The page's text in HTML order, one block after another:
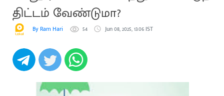
திட்டம் வேண்டுமா?
By Ram Hari 54 Jun 08, 2025, 13:06 IST